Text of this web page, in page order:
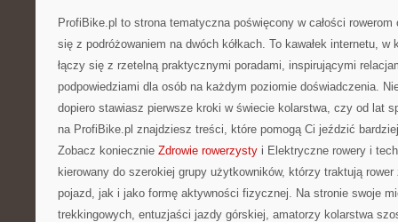
ProfiBike.pl to strona tematyczna poświęcony w całości
się z podróżowaniem na dwóch kółkach. To kawałek internetu, w
łączy się z rzetelną praktycznymi poradami, inspirującymi
podpowiedziami dla osób na każdym poziomie doświadczenia.
dopiero stawiasz pierwsze kroki w świecie kolarstwa, czy od lat
na ProfiBike.pl znajdziesz treści, które pomogą Ci jeździć
Zobacz koniecznie Zdrowie rowerzysty i Elektryczne rowery i
kierowany do szerokiej grupy użytkowników, którzy traktują
pojazd, jak i jako formę aktywności fizycznej. Na stronie swoje
trekkingowych, entuzjaści jazdy górskiej, amatorzy kolarstwa